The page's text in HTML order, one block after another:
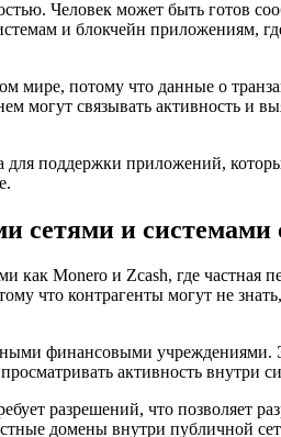
Человек может быть готов
и блокчейн приложениям,
мире, потому что данные о
могут связывать активность и
поддержки приложений,
сетями и
Monero и Zcash, где частная
что контрагенты могут не
финансовыми учреждениями.
активность внутри
разрешений, что позволяет
домены внутри публичной